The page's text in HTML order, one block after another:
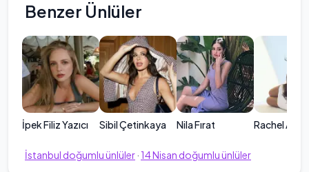
Benzer Ünlüler
İpek Filiz Yazıcı Sibil Çetinkaya Nila Fırat Rachel Araz
İstanbul doğumlu ünlüler· 14Nisan doğumlu ünlüler